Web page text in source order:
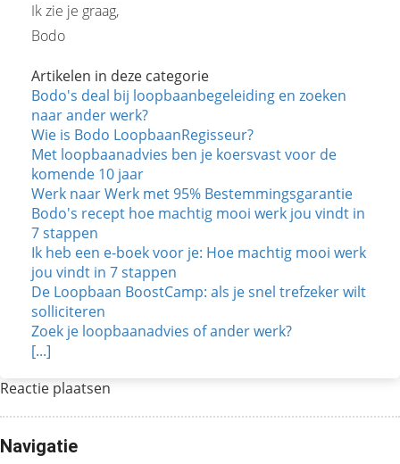
Ik zie je graag,
Bodo
Artikelen in deze categorie
Bodo's deal bij loopbaanbegeleiding en zoeken
naar ander werk?
Wie is Bodo LoopbaanRegisseur?
Met loopbaanadvies ben je koersvast voor de
komende 10 jaar
Werk naar Werk met 95% Bestemmingsgarantie
Bodo's recept hoe machtig mooi werk jou vindt in
7 stappen
Ik heb een e-boek voor je: Hoe machtig mooi werk
jou vindt in 7 stappen
De Loopbaan BoostCamp: als je snel trefzeker wilt
solliciteren
Zoek je loopbaanadvies of ander werk?
[...]
Reactie plaatsen
Navigatie